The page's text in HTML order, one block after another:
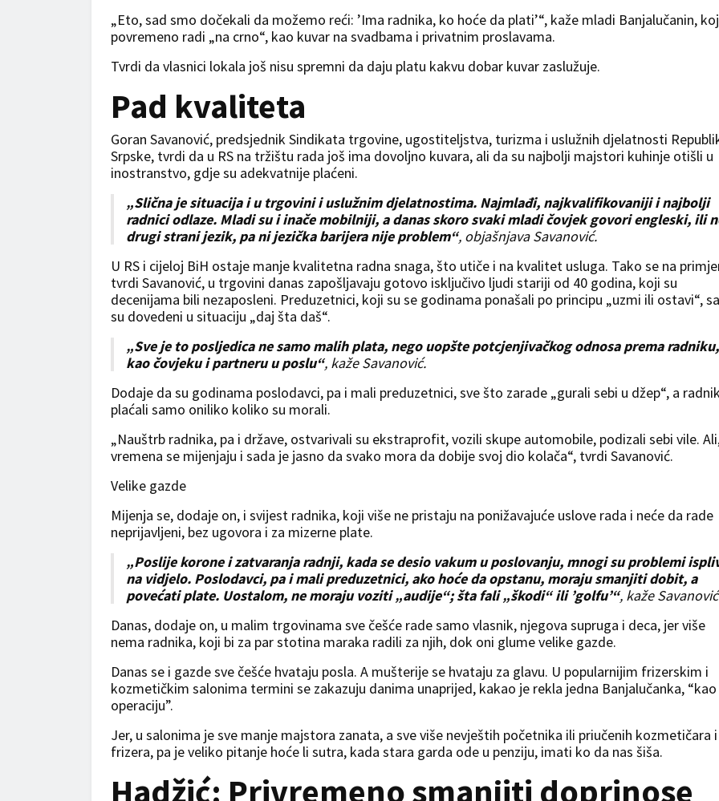
„Eto, sad smo dočekali da možemo reći: ’Ima radnika, ko hoće da plati’“, kaže mladi Banjalučanin,
povremeno radi „na crno“, kao kuvar na svadbama i privatnim proslavama.
Tvrdi da vlasnici lokala još nisu spremni da daju platu kakvu dobar kuvar zaslužuje.
Pad kvaliteta
Goran Savanović, predsjednik Sindikata trgovine, ugostiteljstva, turizma i uslužnih djelatnosti
Srpske, tvrdi da u RS na tržištu rada još ima dovoljno kuvara, ali da su najbolji majstori kuhinje otišli u
inostranstvo, gdje su adekvatnije plaćeni.
„Slična je situacija i u trgovini i uslužnim djelatnostima. Najmlađi, najkvalifikovaniji i najbolji
radnici odlaze. Mladi su i inače mobilniji, a danas skoro svaki mladi čovjek govori engleski, ili
drugi strani jezik, pa ni jezička barijera nije problem“, objašnjava Savanović.
U RS i cijeloj BiH ostaje manje kvalitetna radna snaga, što utiče i na kvalitet usluga. Tako se na
tvrdi Savanović, u trgovini danas zapošljavaju gotovo isključivo ljudi stariji od 40 godina, koji su
decenijama bili nezaposleni. Preduzetnici, koji su se godinama ponašali po principu „uzmi ili ostavi“,
su dovedeni u situaciju „daj šta daš“.
„Sve je to posljedica ne samo malih plata, nego uopšte potcjenjivačkog odnosa prema radniku,
kao čovjeku i partneru u poslu“, kaže Savanović.
Dodaje da su godinama poslodavci, pa i mali preduzetnici, sve što zarade „gurali sebi u džep“, a
plaćali samo oniliko koliko su morali.
„Nauštrb radnika, pa i države, ostvarivali su ekstraprofit, vozili skupe automobile, podizali sebi vile.
vremena se mijenjaju i sada je jasno da svako mora da dobije svoj dio kolača“, tvrdi Savanović.
Velike gazde
Mijenja se, dodaje on, i svijest radnika, koji više ne pristaju na ponižavajuće uslove rada i neće da rade
neprijavljeni, bez ugovora i za mizerne plate.
„Poslije korone i zatvaranja radnji, kada se desio vakum u poslovanju, mnogi su problemi
na vidjelo. Poslodavci, pa i mali preduzetnici, ako hoće da opstanu, moraju smanjiti dobit, a
povećati plate. Uostalom, ne moraju voziti „audije“; šta fali „škodi“ ili ’golfu’“, kaže
Danas, dodaje on, u malim trgovinama sve češće rade samo vlasnik, njegova supruga i deca, jer više
nema radnika, koji bi za par stotina maraka radili za njih, dok oni glume velike gazde.
Danas se i gazde sve češće hvataju posla. A mušterije se hvataju za glavu. U popularnijim frizerskim i
kozmetičkim salonima termini se zakazuju danima unaprijed, kakao je rekla jedna Banjalučanka, “kao
operaciju”.
Jer, u salonima je sve manje majstora zanata, a sve više nevještih početnika ili priučenih kozmetičara i
frizera, pa je veliko pitanje hoće li sutra, kada stara garda ode u penziju, imati ko da nas šiša.
Hadžić: Privremeno smanjiti doprinose